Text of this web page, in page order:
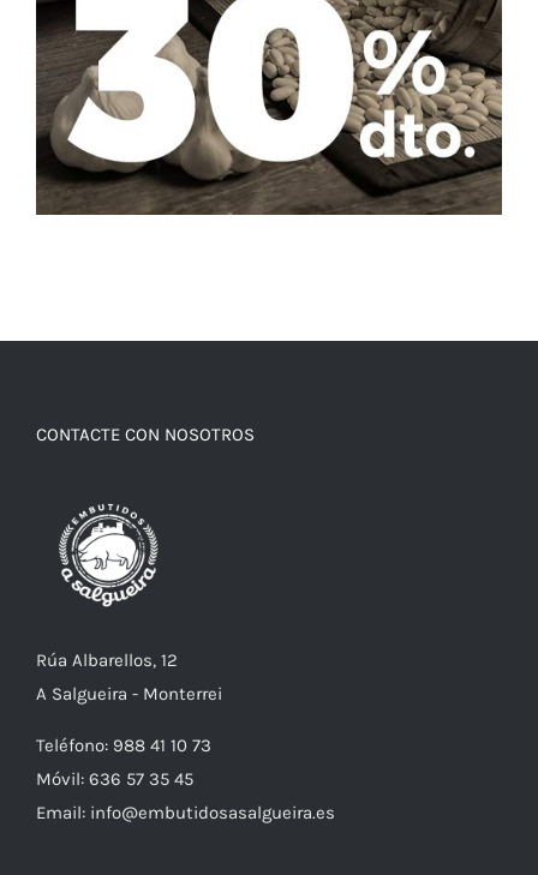
CONTACTE CON NOSOTROS
Rúa Albarellos, 12
A Salgueira - Monterrei
Teléfono: 988 41 10 73
Móvil: 636 57 35 45
Email: info@embutidosasalgueira.es